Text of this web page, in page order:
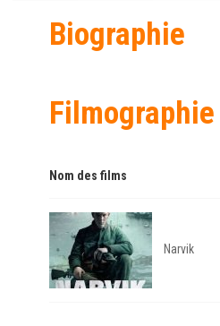
Biographie
Filmographie
Nom des films
Narvik